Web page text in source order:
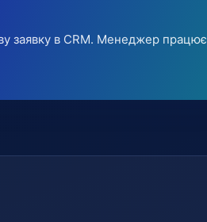
заявку в CRM. Менеджер працює